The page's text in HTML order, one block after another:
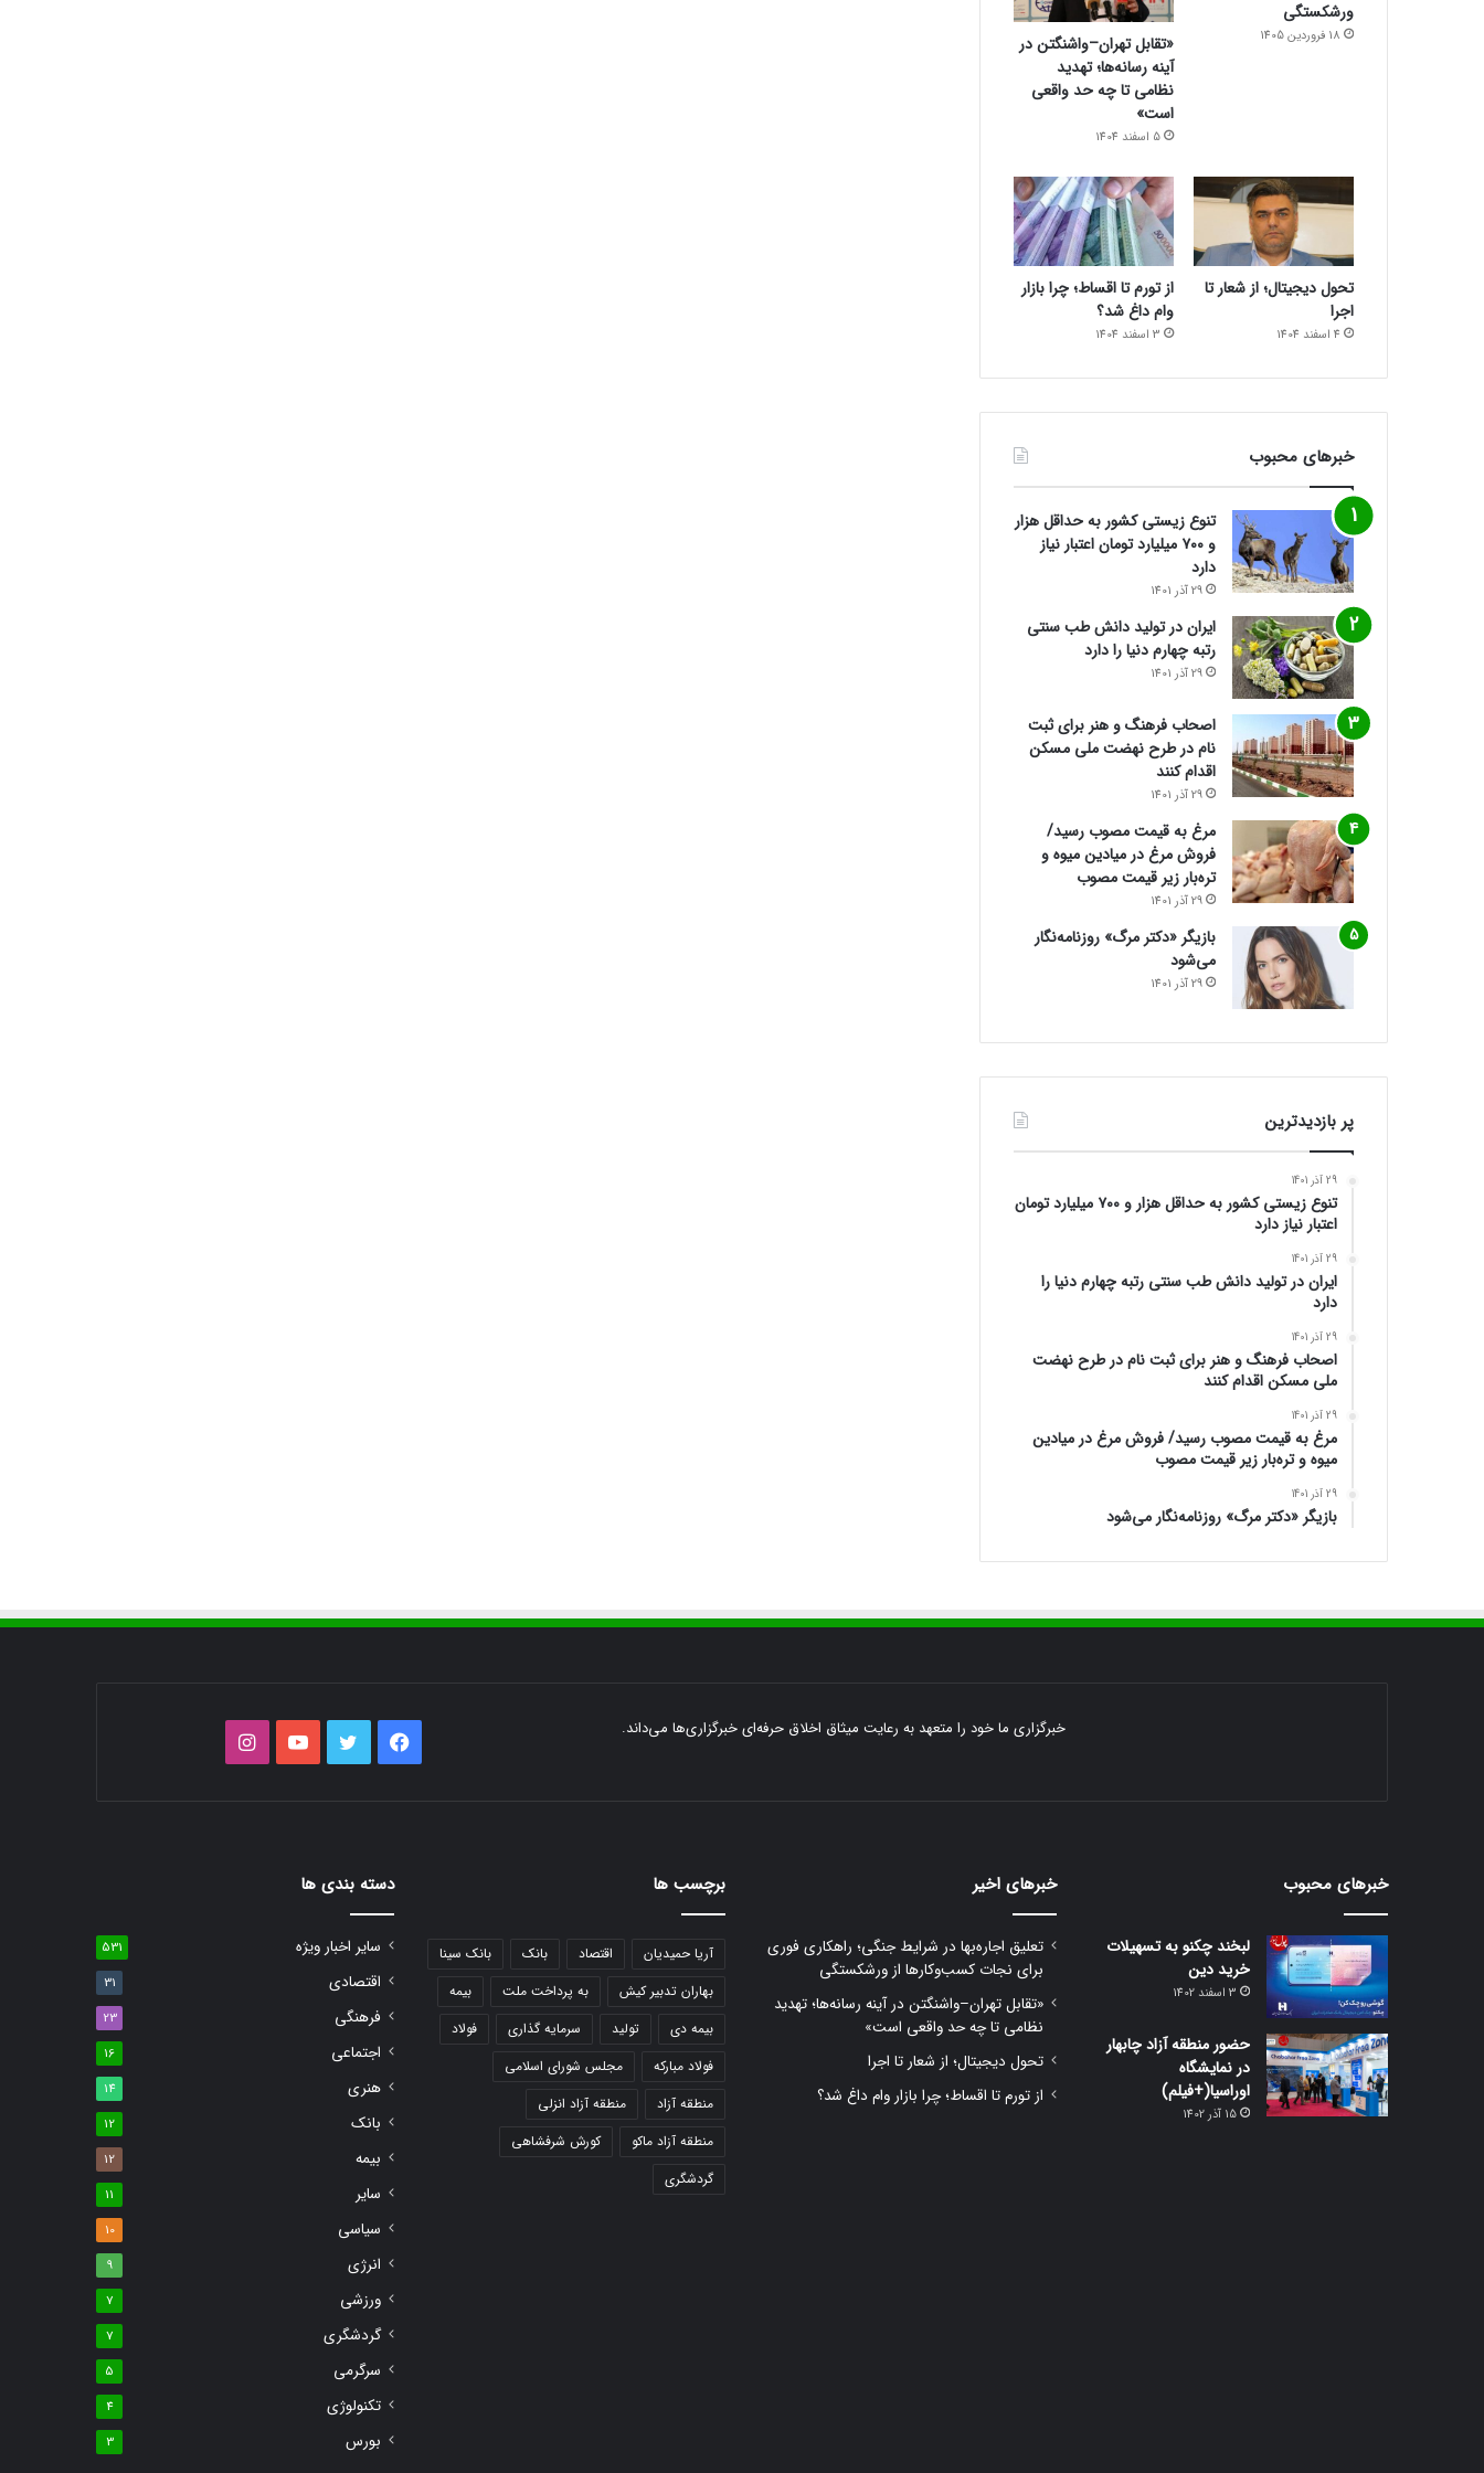
ورشکستگی
18 فروردین 1405
«تقابل تهران–واشنگتن در
آینه رسانه‌ها؛ تهدید
نظامی تا چه حد واقعی
است»
5 اسفند 1404
تحول دیجیتال؛ از شعار تا
اجرا
4 اسفند 1404
از تورم تا اقساط؛ چرا بازار
وام داغ شد؟
3 اسفند 1404
خبرهای محبوب
تنوع زیستی کشور به حداقل هزار
و ۷۰۰ میلیارد تومان اعتبار نیاز
دارد
29 آذر 1401
ایران در تولید دانش طب سنتی
رتبه چهارم دنیا را دارد
29 آذر 1401
اصحاب فرهنگ و هنر برای ثبت
نام در طرح نهضت ملی مسکن
اقدام کنند
29 آذر 1401
مرغ به قیمت مصوب رسید/
فروش مرغ در میادین میوه و
تره‌بار زیر قیمت مصوب
29 آذر 1401
بازیگر «دکتر مرگ» روزنامه‌نگار
می‌شود
29 آذر 1401
پر بازدیدترین
29 آذر 1401
تنوع زیستی کشور به حداقل هزار و ۷۰۰ میلیارد تومان
اعتبار نیاز دارد
29 آذر 1401
ایران در تولید دانش طب سنتی رتبه چهارم دنیا را
دارد
29 آذر 1401
اصحاب فرهنگ و هنر برای ثبت نام در طرح نهضت
ملی مسکن اقدام کنند
29 آذر 1401
مرغ به قیمت مصوب رسید/ فروش مرغ در میادین
میوه و تره‌بار زیر قیمت مصوب
29 آذر 1401
بازیگر «دکتر مرگ» روزنامه‌نگار می‌شود
خبرگزاری ما خود را متعهد به رعایت میثاق اخلاق حرفه‌ای خبرگزاری‌ها می‌داند.
فیس توییتر یوتیوباینستاگرام
خبرهای محبوب
لبخند چکنو به تسهیلات
خرید دین
3 اسفند 1402
حضور منطقه آزاد چابهار
در نمایشگاه
اوراسیا(+فیلم)
15 آذر 1402
خبرهای اخیر
تعلیق اجاره‌بها در شرایط جنگی؛ راهکاری فوری
برای نجات کسب‌وکارها از ورشکستگی
«تقابل تهران–واشنگتن در آینه رسانه‌ها؛ تهدید
نظامی تا چه حد واقعی است»
تحول دیجیتال؛ از شعار تا اجرا
از تورم تا اقساط؛ چرا بازار وام داغ شد؟
برچسب ها
آریا حمیدیان اقتصاد بانک
بانک سینا
بهاران تدبیر کیش
به پرداخت ملت
بیمه
بیمه دی
تولید سرمایه گذاری
فولاد
فولاد مبارکه
مجلس شورای اسلامی
منطقه آزاد
منطقه آزاد انزلی
منطقه آزاد ماکو
کورش شرفشاهی
گردشگری
دسته بندی ها
سایر اخبار ویژه 531
اقتصادی 31
فرهنگی 23
اجتماعی 16
هنری 14
بانک 12
بیمه 12
سایر 11
سیاسی 10
انرژی 9
ورزشی 7
گردشگری 7
سرگرمی 5
تکنولوژی 4
بورس 3